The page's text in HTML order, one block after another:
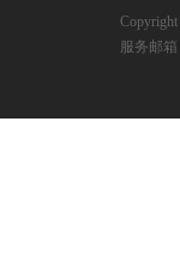
服务邮箱